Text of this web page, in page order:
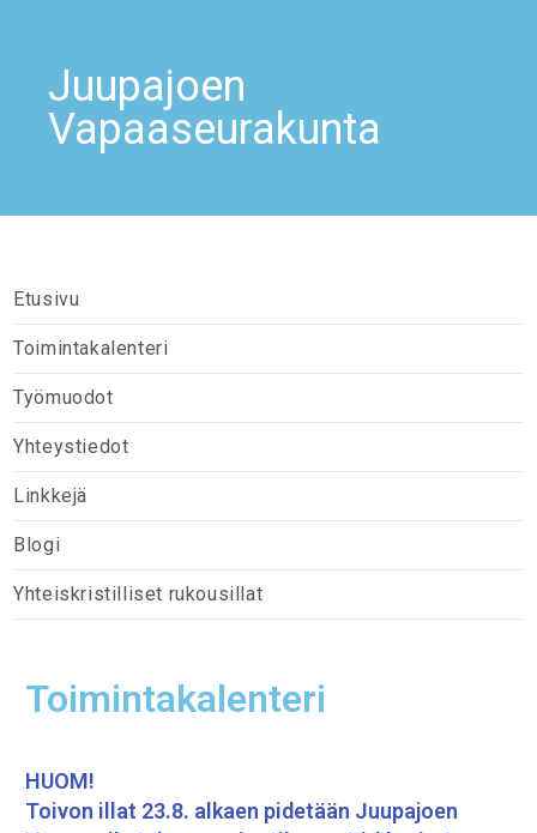
Juupajoen
Vapaaseurakunta
Etusivu
Toimintakalenteri
Työmuodot
Yhteystiedot
Linkkejä
Blogi
Yhteiskristilliset rukousillat
Toimintakalenteri
HUOM!
Toivon illat 23.8. alkaen pidetään Juupajoen